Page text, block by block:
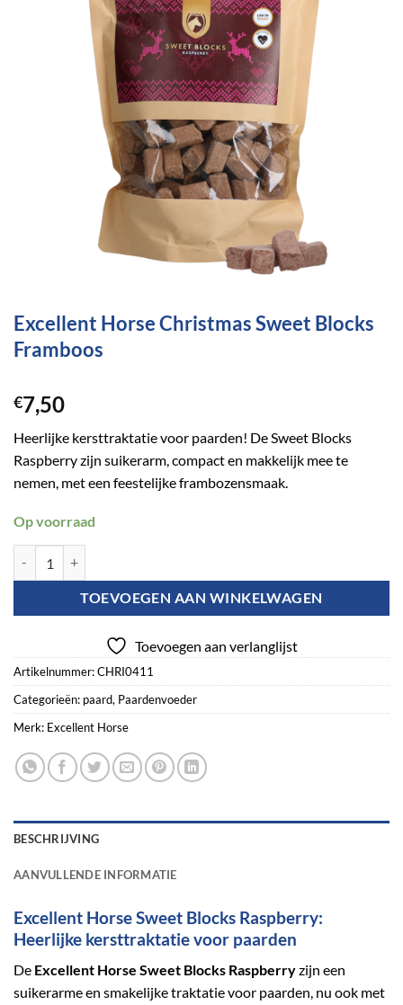
Excellent Horse Christmas Sweet Blocks
Framboos
€7,50
Heerlijke kersttraktatie voor paarden! De Sweet Blocks
Raspberry zijn suikerarm, compact en makkelijk mee te
nemen, met een feestelijke frambozensmaak.
Op voorraad
TOEVOEGEN AAN WINKELWAGEN
Toevoegen aan verlanglijst
Artikelnummer:CHRI0411
Categorieën: paard, Paardenvoeder
Merk: Excellent Horse
BESCHRIJVING
AANVULLENDE INFORMATIE
Excellent Horse Sweet Blocks Raspberry:
Heerlijke kersttraktatie voor paarden
De Excellent Horse Sweet Blocks Raspberryzijn een
suikerarme en smakelijke traktatie voor paarden, nu ook met